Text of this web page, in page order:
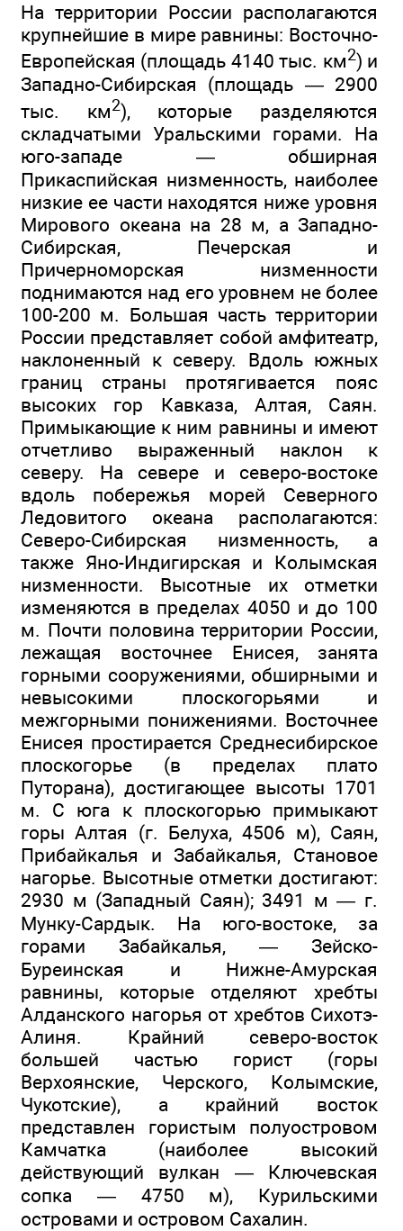
На территории России располагаются
крупнейшие в мире равнины: Восточно-
Европейская (площадь 4140 тыс. км2) и
Западно-Сибирская (площадь — 2900
тыс. км2), которые разделяются
складчатыми Уральскими горами. На
юго-западе — обширная
Прикаспийская низменность, наиболее
низкие ее части находятся ниже уровня
Мирового океана на 28 м, а Западно-
Сибирская, Печерская и
Причерноморская низменности
поднимаются над его уровнем не более
100-200 м. Большая часть территории
России представляет собой амфитеатр,
наклоненный к северу. Вдоль южных
границ страны протягивается пояс
высоких гор Кавказа, Алтая, Саян.
Примыкающие к ним равнины и имеют
отчетливо выраженный наклон к
северу. На севере и северо-востоке
вдоль побережья морей Северного
Ледовитого океана располагаются:
Северо-Сибирская низменность, а
также Яно-Индигирская и Колымская
низменности. Высотные их отметки
изменяются в пределах 4050 и до 100
м. Почти половина территории России,
лежащая восточнее Енисея, занята
горными сооружениями, обширными и
невысокими плоскогорьями и
межгорными понижениями. Восточнее
Енисея простирается Среднесибирское
плоскогорье (в пределах плато
Путорана), достигающее высоты 1701
м. С юга к плоскогорью примыкают
горы Алтая (г. Белуха, 4506 м), Саян,
Прибайкалья и Забайкалья, Становое
нагорье. Высотные отметки достигают:
2930 м (Западный Саян); 3491 м — г.
Мунку-Сардык. На юго-востоке, за
горами Забайкалья, — Зейско-
Буреинская и Нижне-Амурская
равнины, которые отделяют хребты
Алданского нагорья от хребтов Сихотэ-
Алиня. Крайний северо-восток
большей частью горист (горы
Верхоянские, Черского, Колымские,
Чукотские), а крайний восток
представлен гористым полуостровом
Камчатка (наиболее высокий
действующий вулкан — Ключевская
сопка — 4750 м), Курильскими
островами и островом Сахалин.